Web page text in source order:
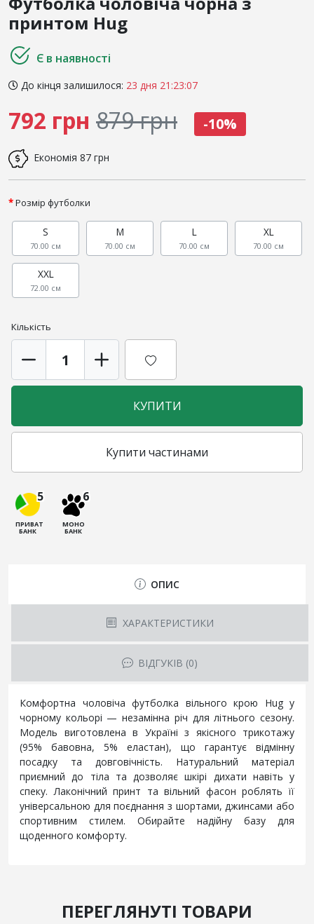
принтом Hug
Є в наявності
До кінця залишилося: 23 дня 21:23:07
792 грн 879 грн -10%
Економія 87 грн
Розмір футболки
S
70.00 см
M
70.00 см
L
70.00 см
XL
70.00 см
XXL
72.00 см
Кількість
КУПИТИ
Купити частинами
5
ПРИВАТ
БАНК
6
МОНО
БАНК
ОПИС
ХАРАКТЕРИСТИКИ
ВІДГУКІВ (0)
Комфортна чоловіча футболка вільного крою Hug у
чорному кольорі — незамінна річ для літнього сезону.
Модель виготовлена в Україні з якісного трикотажу
(95% бавовна, 5% еластан), що гарантує відмінну
посадку та довговічність. Натуральний матеріал
приємний до тіла та дозволяє шкірі дихати навіть у
спеку. Лаконічний принт та вільний фасон роблять її
універсальною для поєднання з шортами, джинсами або
спортивним стилем. Обирайте надійну базу для
щоденного комфорту.
ПЕРЕГЛЯНУТІ ТОВАРИ